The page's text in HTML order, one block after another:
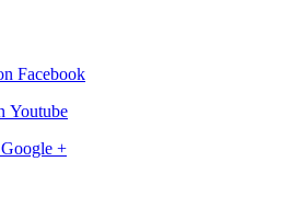
Facebook
Youtube
Google +